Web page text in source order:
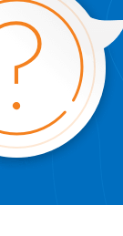
ул.
299 81-69
17.00